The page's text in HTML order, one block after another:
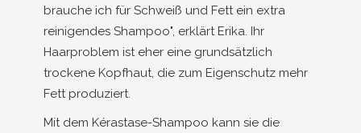
brauche ich für Schweiß und Fett ein extra
reinigendes Shampoo", erklärt Erika. Ihr
Haarproblem ist eher eine grundsätzlich
trockene Kopfhaut, die zum Eigenschutz mehr
Fett produziert.
Mit dem Kérastase-Shampoo kann sie die